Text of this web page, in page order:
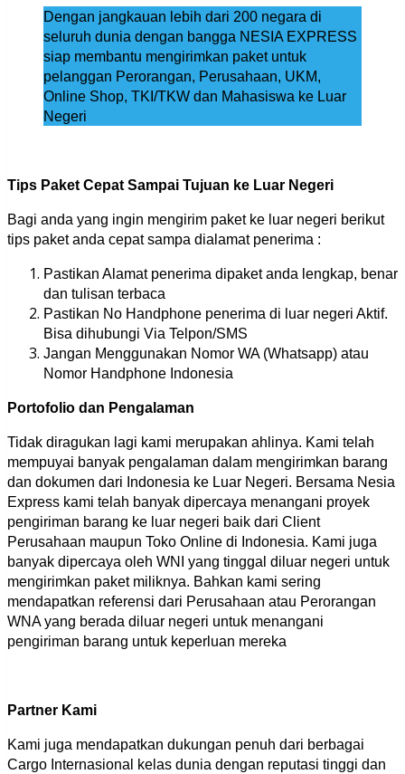
Dengan jangkauan lebih dari 200 negara di
seluruh dunia dengan bangga NESIA EXPRESS
siap membantu mengirimkan paket untuk
pelanggan Perorangan, Perusahaan, UKM,
Online Shop, TKI/TKW dan Mahasiswa ke Luar
Negeri
Tips Paket Cepat Sampai Tujuan ke Luar Negeri
Bagi anda yang ingin mengirim paket ke luar negeri berikut
tips paket anda cepat sampa dialamat penerima :
Pastikan Alamat penerima dipaket anda lengkap, benar
dan tulisan terbaca
Pastikan No Handphone penerima di luar negeri Aktif.
Bisa dihubungi Via Telpon/SMS
Jangan Menggunakan Nomor WA (Whatsapp) atau
Nomor Handphone Indonesia
Portofolio dan Pengalaman
Tidak diragukan lagi kami merupakan ahlinya. Kami telah
mempuyai banyak pengalaman dalam mengirimkan barang
dan dokumen dari Indonesia ke Luar Negeri. Bersama Nesia
Express kami telah banyak dipercaya menangani proyek
pengiriman barang ke luar negeri baik dari Client
Perusahaan maupun Toko Online di Indonesia. Kami juga
banyak dipercaya oleh WNI yang tinggal diluar negeri untuk
mengirimkan paket miliknya. Bahkan kami sering
mendapatkan referensi dari Perusahaan atau Perorangan
WNA yang berada diluar negeri untuk menangani
pengiriman barang untuk keperluan mereka
Partner Kami
Kami juga mendapatkan dukungan penuh dari berbagai
Cargo Internasional kelas dunia dengan reputasi tinggi dan